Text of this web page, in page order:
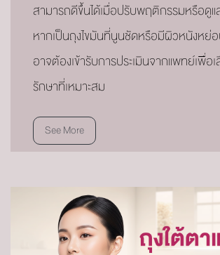
สามารถดีขึ้นได้เมื่อปรับพฤติกรรมหรือดูแ
หากเป็นถุงไขมันที่นูนชัดหรือมีผิวหนังหย่
อาจต้องเข้ารับการประเมินจากแพทย์เพื่อ
รักษาที่เหมาะสม
See More